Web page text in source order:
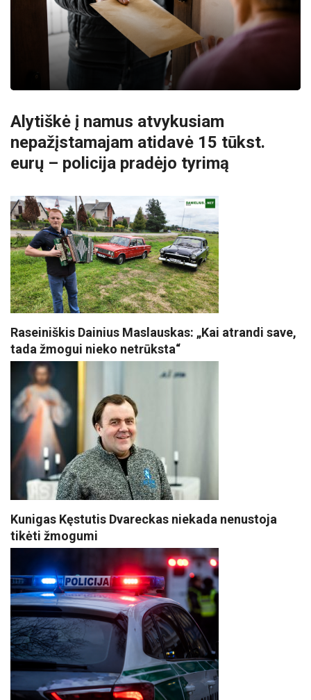
Alytiškė į namus atvykusiam
nepažįstamajam atidavė 15 tūkst.
eurų – policija pradėjo tyrimą
Raseiniškis Dainius Maslauskas: „Kai atrandi save,
tada žmogui nieko netrūksta“
Kunigas Kęstutis Dvareckas niekada nenustoja
tikėti žmogumi